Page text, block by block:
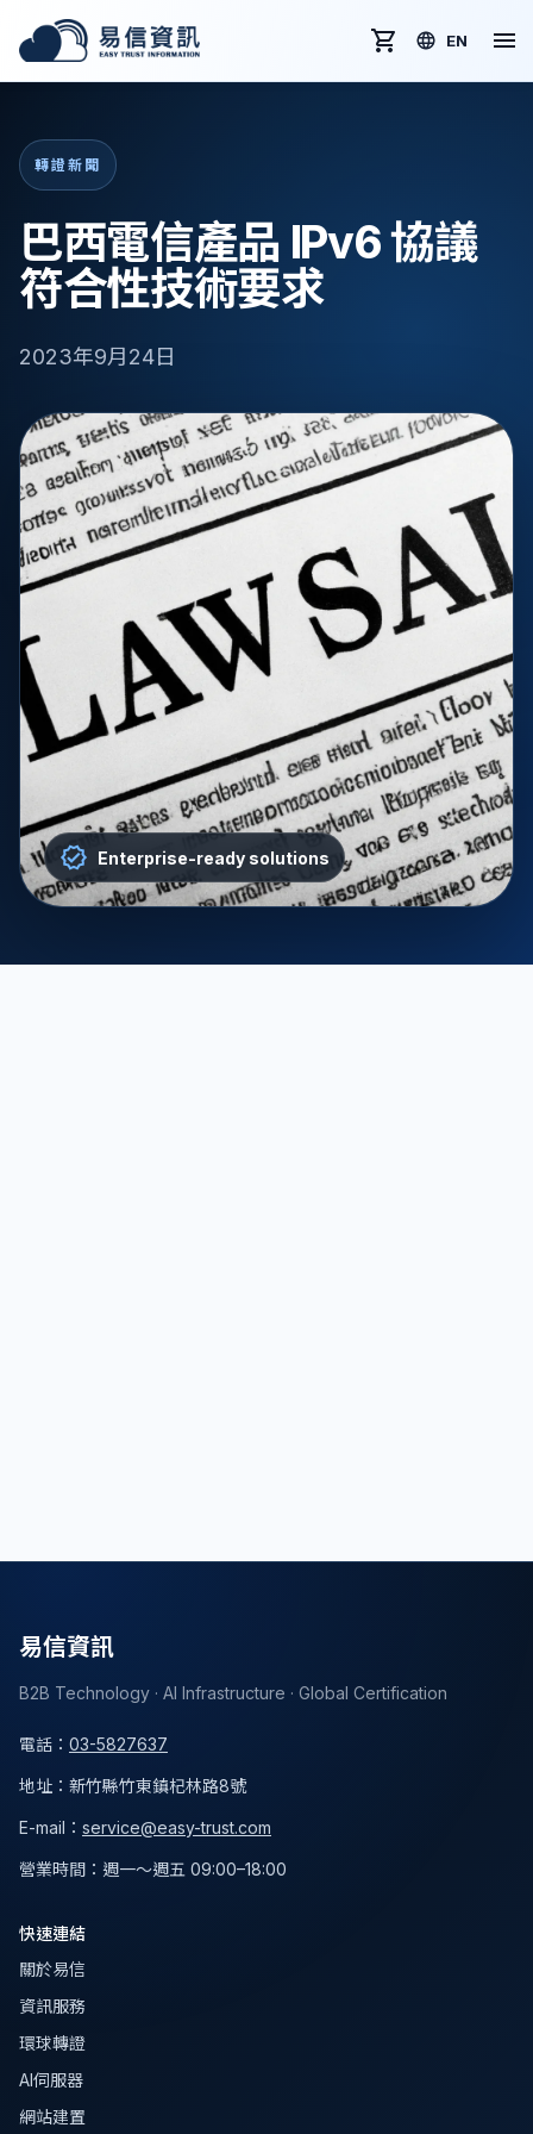
EN
轉證新聞
巴西電信產品 IPv6 協議
符合性技術要求
2023年9月24日
Enterprise-ready solutions
易信資訊
B2B Technology · AI Infrastructure · Global Certification
電話 ： 03-5827637
地址 ： 新竹縣竹東鎮杞林路8號
E-mail： service@easy-trust.com
營業時間 ： 週一～週五 09:00–18:00
快速連結
關於易信
資訊服務
環球轉證
AI伺服器
網站建置